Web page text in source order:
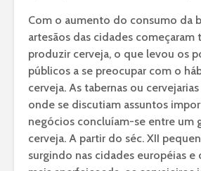
Com o aumento do consumo da
artesãos das cidades começaram
produzir cerveja, o que levou os
públicos a se preocupar com o
cerveja. As tabernas ou
onde se discutiam assuntos
negócios concluíam-se entre um
cerveja. A partir do séc. XII
surgindo nas cidades européias e